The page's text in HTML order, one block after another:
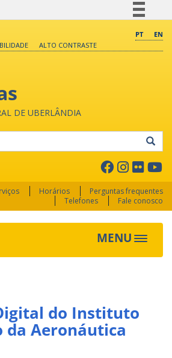
Comunica BR
PT
EN
ALTO CONTRASTE
DE UBERLÂNDIA
Horários
Perguntas frequentes
Telefones
Fale conosco
MENU Toggle
do Instituto
da Aeronáutica